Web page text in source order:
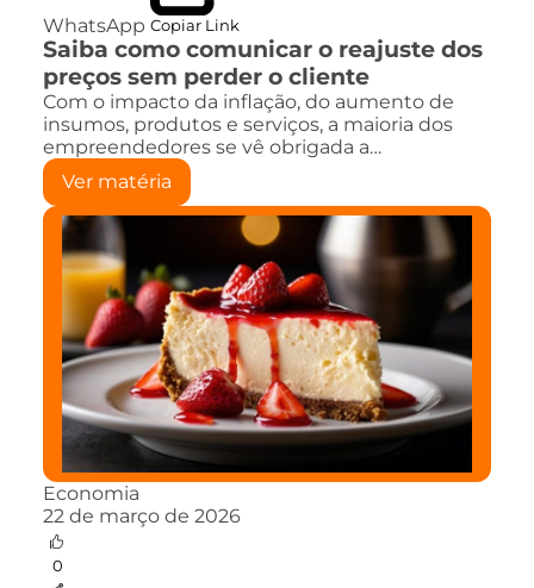
WhatsApp Copiar Link
Saiba como comunicar o reajuste dos
preços sem perder o cliente
Com o impacto da inflação, do aumento de
insumos, produtos e serviços, a maioria dos
empreendedores se vê obrigada a…
Ver matéria
Economia
22 de março de 2026
0